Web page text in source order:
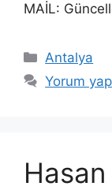
MAİL:
Kategoriler
Antalya
Yorum yap